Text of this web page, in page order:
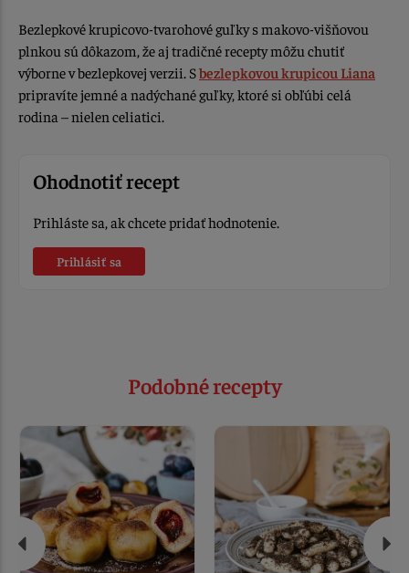
Bezlepkové krupicovo-tvarohové guľky s makovo-višňovou
plnkou sú dôkazom, že aj tradičné recepty môžu chutiť
výborne v bezlepkovej verzii. Sbezlepkovou krupicou Liana
pripravíte jemné a nadýchané guľky, ktoré si obľúbi celá
rodina – nielen celiatici.
Ohodnotiť recept
Prihláste sa, ak chcete pridať hodnotenie.
Prihlásiť sa
Podobné recepty